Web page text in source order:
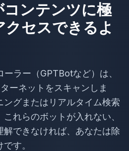
コンテンツに極
クセスできるよ
ラー（GPTBotなど）は、
ーネットをスキャンしま
グまたはリアルタイム検索
れらのボットが入れない、
解できなければ、あなたは除
す。